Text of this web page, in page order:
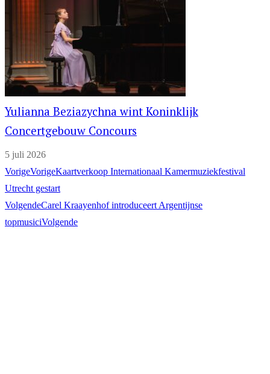
Yulianna Beziazychna wint Koninklijk
Concertgebouw Concours
5 juli 2026
VorigeVorigeKaartverkoop Internationaal Kamermuziekfestival
Utrecht gestart
VolgendeCarel Kraayenhof introduceert Argentijnse
topmusiciVolgende